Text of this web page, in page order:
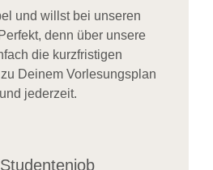
und willst bei unseren
denn über unsere
die kurzfristigen
Deinem Vorlesungsplan
jederzeit.